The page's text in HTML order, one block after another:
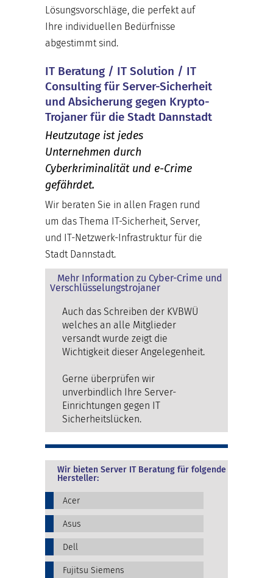
Lösungsvorschläge, die perfekt auf
Ihre individuellen Bedürfnisse
abgestimmt sind.
IT Beratung / IT Solution / IT
Consulting für Server-Sicherheit
und Absicherung gegen Krypto-
Trojaner für die Stadt Dannstadt
Heutzutage ist jedes
Unternehmen durch
Cyberkriminalität und e-Crime
gefährdet.
Wir beraten Sie in allen Fragen rund
um das Thema IT-Sicherheit, Server,
und IT-Netzwerk-Infrastruktur für die
Stadt Dannstadt.
Mehr Information zu Cyber-Crime und
Verschlüsselungstrojaner
Auch das Schreiben der KVBWÜ
welches an alle Mitglieder
versandt wurde zeigt die
Wichtigkeit dieser Angelegenheit.
Gerne überprüfen wir
unverbindlich Ihre Server-
Einrichtungen gegen IT
Sicherheitslücken.
Wir bieten Server IT Beratung für folgende
Hersteller:
Acer
Asus
Dell
Fujitsu Siemens